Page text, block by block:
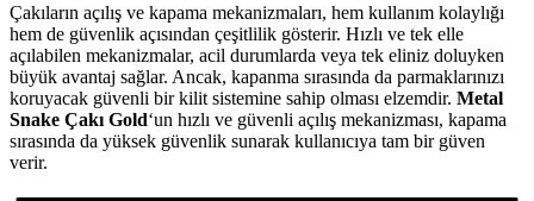
Çakıların açılış ve kapama mekanizmaları, hem kullanım kolaylığı
hem de güvenlik açısından çeşitlilik gösterir. Hızlı ve tek elle
açılabilen mekanizmalar, acil durumlarda veya tek eliniz doluyken
büyük avantaj sağlar. Ancak, kapanma sırasında da parmaklarınızı
koruyacak güvenli bir kilit sistemine sahip olması elzemdir. Metal
Snake Çakı Gold‘un hızlı ve güvenli açılış mekanizması, kapama
sırasında da yüksek güvenlik sunarak kullanıcıya tam bir güven
verir.